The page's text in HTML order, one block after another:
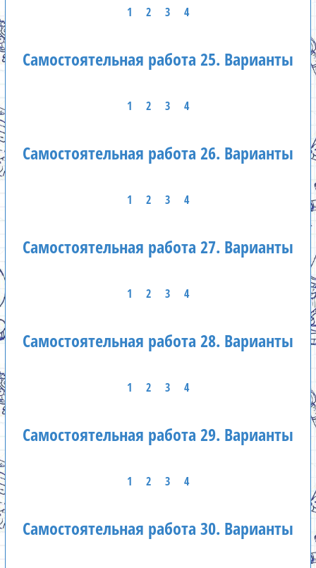
1 2 3 4
Самостоятельная работа 25. Варианты
1 2 3 4
Самостоятельная работа 26. Варианты
1 2 3 4
Самостоятельная работа 27. Варианты
1 2 3 4
Самостоятельная работа 28. Варианты
1 2 3 4
Самостоятельная работа 29. Варианты
1 2 3 4
Самостоятельная работа 30. Варианты